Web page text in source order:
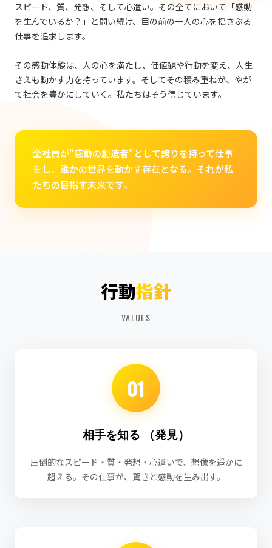
スピード、質、発想、そして心遣い。その全てにおいて「感動
を生んでいるか？」と問い続け、目の前の一人の心を揺さぶる
仕事を追求します。
その感動体験は、人の心を満たし、価値観や行動を変え、人生
さえも動かす力を持っています。そしてその積み重ねが、やが
て社会を豊かにしていく。私たちはそう信じています。
"
全社員が"感動の創造者"として誇りを持って仕事
をし、誰かの世界を動かす存在となる。それが私
たちの目指す未来です。
行動指針
VALUES
01
相手を知る （発見）
圧倒的なスピード・質・発想・心遣いで、想像を遥かに
超える。その仕事が、驚きと感動を生み出す。